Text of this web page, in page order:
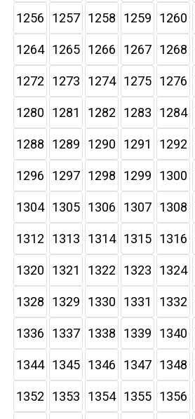
1256 1257 1258 1259 1260
1264 1265 1266 1267 1268
1272 1273 1274 1275 1276
1280 1281 1282 1283 1284
1288 1289 1290 1291 1292
1296 1297 1298 1299 1300
1304 1305 1306 1307 1308
1312 1313 1314 1315 1316
1320 1321 1322 1323 1324
1328 1329 1330 1331 1332
1336 1337 1338 1339 1340
1344 1345 1346 1347 1348
1352 1353 1354 1355 1356